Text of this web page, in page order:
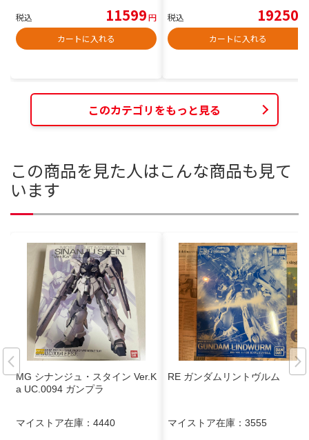
税込 11599円
カートに入れる
税込 19250
カートに入れる
このカテゴリをもっと見る
この商品を見た人はこんな商品も見て
います
MG シナンジュ・スタイン Ver.K
a UC.0094 ガンプラ
マイストア在庫： 4440
RE ガンダムリントヴルム
マイストア在庫： 3555